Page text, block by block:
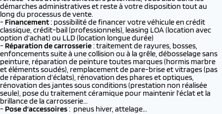
démarches administratives et reste à votre disposition tout au
long du processus de vente.
- Financement: possibilité de financer votre véhicule en crédit
classique, crédit-bail (professionnels), leasing LOA (location avec
option d’achat) ou LLD (location longue durée)
- Réparation de carrosserie: traitement de rayures, bosses,
enfoncements suite à une collision ou à la grêle, débosselage sans
peinture, réparation de peinture toutes marques (hormis marbre
et éléments soudés), remplacement de pare-brise et vitrages (pas
de réparation d’éclats), rénovation des phares et optiques,
rénovation des jantes sous conditions (prestation non réalisée
seule), pose du traitement céramique pour maintenir l’éclat et la
brillance de la carrosserie...
- Pose d'accessoires: pneus hiver, attelage...